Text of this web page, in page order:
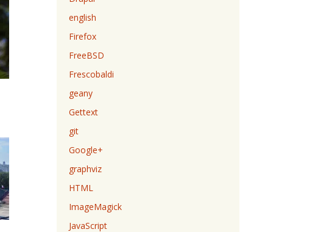
english
Firefox
FreeBSD
Frescobaldi
geany
Gettext
git
Google+
graphviz
HTML
ImageMagick
JavaScript